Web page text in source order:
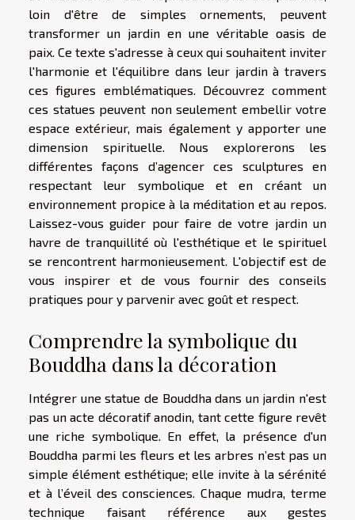
loin d'être de simples ornements, peuvent
transformer un jardin en une véritable oasis de
paix. Ce texte s'adresse à ceux qui souhaitent inviter
l'harmonie et l'équilibre dans leur jardin à travers
ces figures emblématiques. Découvrez comment
ces statues peuvent non seulement embellir votre
espace extérieur, mais également y apporter une
dimension spirituelle. Nous explorerons les
différentes façons d’agencer ces sculptures en
respectant leur symbolique et en créant un
environnement propice à la méditation et au repos.
Laissez-vous guider pour faire de votre jardin un
havre de tranquillité où l'esthétique et le spirituel
se rencontrent harmonieusement. L'objectif est de
vous inspirer et de vous fournir des conseils
pratiques pour y parvenir avec goût et respect.
Comprendre la symbolique du
Bouddha dans la décoration
Intégrer une statue de Bouddha dans un jardin n'est
pas un acte décoratif anodin, tant cette figure revêt
une riche symbolique. En effet, la présence d'un
Bouddha parmi les fleurs et les arbres n’est pas un
simple élément esthétique; elle invite à la sérénité
et à l’éveil des consciences. Chaque mudra, terme
technique faisant référence aux gestes